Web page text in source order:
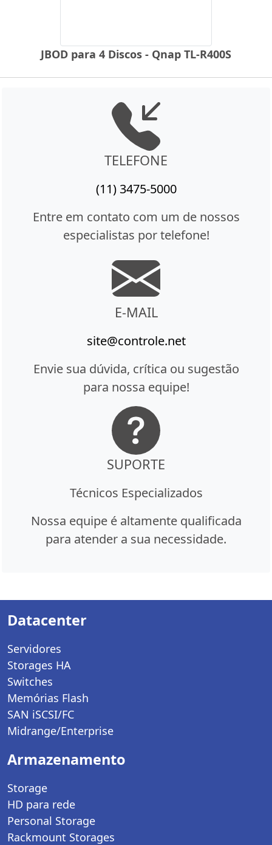
JBOD para 4 Discos - Qnap TL-R400S
TELEFONE
(11) 3475-5000
Entre em contato com um de nossos
especialistas por telefone!
E-MAIL
site@controle.net
Envie sua dúvida, crítica ou sugestão
para nossa equipe!
SUPORTE
Técnicos Especializados
Nossa equipe é altamente qualificada
para atender a sua necessidade.
Datacenter
Servidores
Storages HA
Switches
Memórias Flash
SAN iSCSI/FC
Midrange/Enterprise
Armazenamento
Storage
HD para rede
Personal Storage
Rackmount Storages